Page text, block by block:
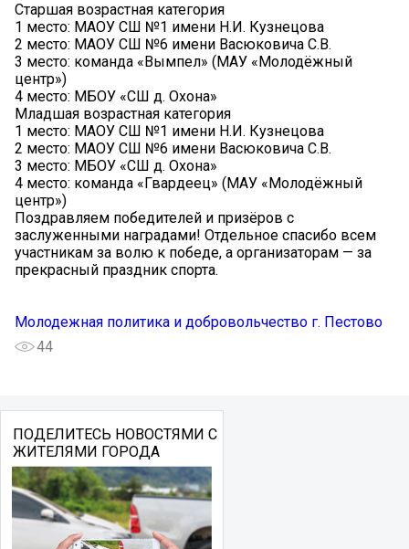
Старшая возрастная категория
1 место: МАОУ СШ №1 имени Н.И. Кузнецова
2 место: МАОУ СШ №6 имени Васюковича С.В.
3 место: команда «Вымпел» (МАУ «Молодёжный
центр»)
4 место: МБОУ «СШ д. Охона»
Младшая возрастная категория
1 место: МАОУ СШ №1 имени Н.И. Кузнецова
2 место: МАОУ СШ №6 имени Васюковича С.В.
3 место: МБОУ «СШ д. Охона»
4 место: команда «Гвардеец» (МАУ «Молодёжный
центр»)
Поздравляем победителей и призёров с
заслуженными наградами! Отдельное спасибо всем
участникам за волю к победе, а организаторам — за
прекрасный праздник спорта.
Молодежная политика и добровольчество г. Пестово
44
ПОДЕЛИТЕСЬ НОВОСТЯМИ С
ЖИТЕЛЯМИ ГОРОДА